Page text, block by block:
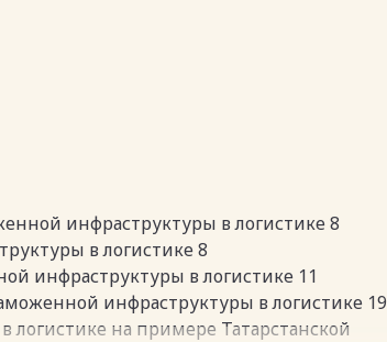
инфраструктуры в логистике 8
в логистике 8
инфраструктуры в логистике 11
инфраструктуры в логистике 19
на примере Татарстанской